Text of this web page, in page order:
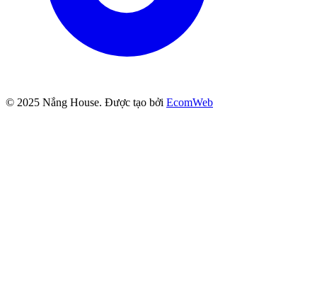
© 2025 Nắng House. Được tạo bởi EcomWeb